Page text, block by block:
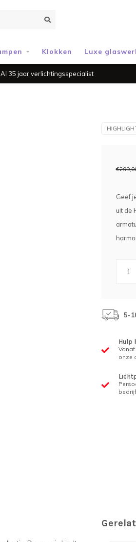
Klokken Luxe
Al 35 jaar verlichtingsspecialist
Geef
uit de
5-
Hulp
onze